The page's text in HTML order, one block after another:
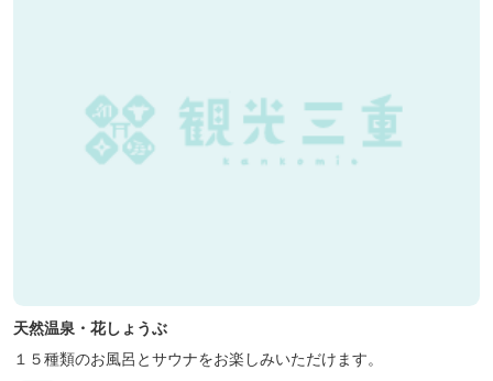
天然温泉・花しょうぶ
１５種類のお風呂とサウナをお楽しみいただけます。